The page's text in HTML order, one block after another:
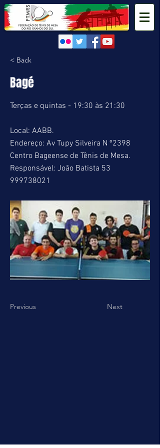
< Back
Bagé
Terças e quintas - 19:30 às 21:30
Local: AABB.
Endereço: Av Tupy Silveira N º2398
Centro Bageense de Tênis de Mesa.
Responsável: João Batista 53
999738021
Previous Next